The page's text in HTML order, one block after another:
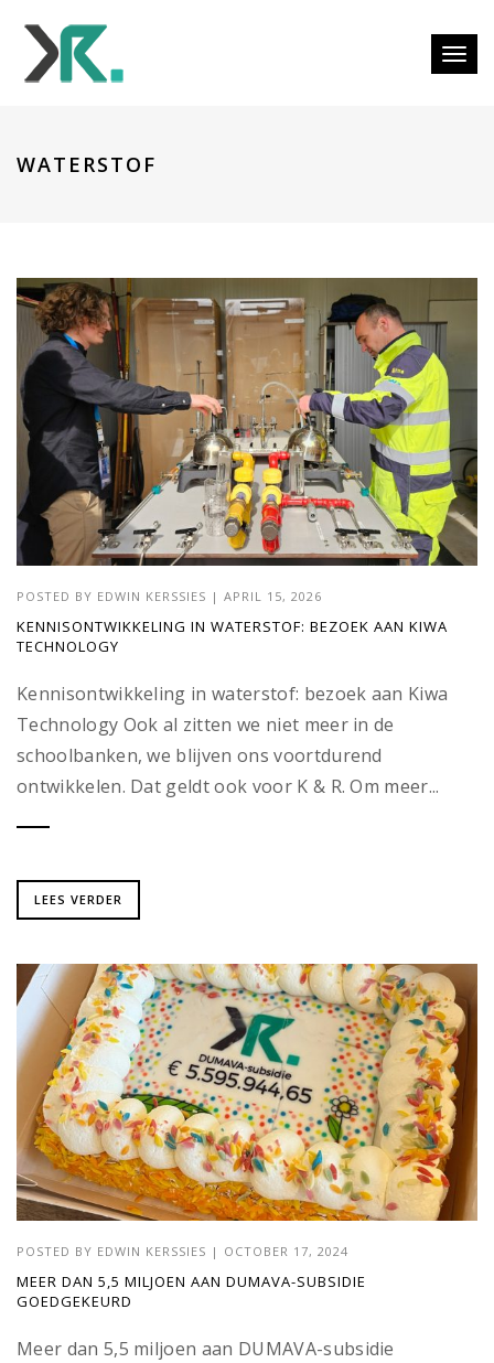
WATERSTOF
POSTED BY EDWIN KERSSIES | APRIL 15, 2026
KENNISONTWIKKELING IN WATERSTOF: BEZOEK AAN KIWA
TECHNOLOGY
Kennisontwikkeling in waterstof: bezoek aan Kiwa
Technology Ook al zitten we niet meer in de
schoolbanken, we blijven ons voortdurend
ontwikkelen. Dat geldt ook voor K & R. Om meer...
LEES VERDER
POSTED BY EDWIN KERSSIES | OCTOBER 17, 2024
MEER DAN 5,5 MILJOEN AAN DUMAVA-SUBSIDIE
GOEDGEKEURD
Meer dan 5,5 miljoen aan DUMAVA-subsidie